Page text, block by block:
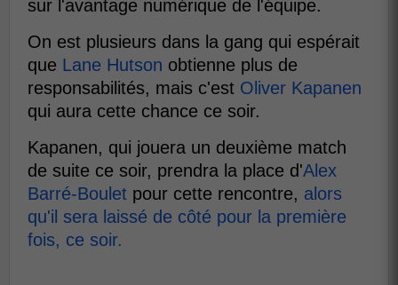
sur l'avantage numérique de l'équipe.
On est plusieurs dans la gang qui espérait
que Lane Hutson obtienne plus de
responsabilités, mais c'est Oliver Kapanen
qui aura cette chance ce soir.
Kapanen, qui jouera un deuxième match
de suite ce soir, prendra la place d'Alex
Barré-Boulet pour cette rencontre, alors
qu'il sera laissé de côté pour la première
fois, ce soir.